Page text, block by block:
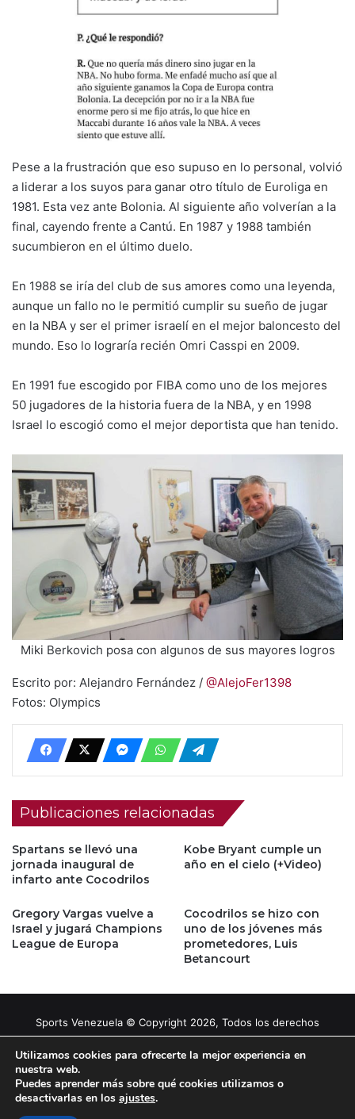
Pese a la frustración que eso supuso en lo personal, volvió
a liderar a los suyos para ganar otro título de Euroliga en
1981. Esta vez ante Bolonia. Al siguiente año volverían a la
final, cayendo frente a Cantú. En 1987 y 1988 también
sucumbieron en el último duelo.
En 1988 se iría del club de sus amores como una leyenda,
aunque un fallo no le permitió cumplir su sueño de jugar
en la NBA y ser el primer israelí en el mejor baloncesto del
mundo. Eso lo lograría recién Omri Casspi en 2009.
En 1991 fue escogido por FIBA como uno de los mejores
50 jugadores de la historia fuera de la NBA, y en 1998
Israel lo escogió como el mejor deportista que han tenido.
Miki Berkovich posa con algunos de sus mayores logros
Escrito por: Alejandro Fernández / @AlejoFer1398
Fotos: Olympics
Publicaciones relacionadas
Spartans se llevó una
jornada inaugural de
infarto ante Cocodrilos
Kobe Bryant cumple un
año en el cielo (+Video)
Gregory Vargas vuelve a
Israel y jugará Champions
League de Europa
Cocodrilos se hizo con
uno de los jóvenes más
prometedores, Luis
Betancourt
Sports Venezuela © Copyright 2026, Todos los derechos
Facebook
X YouTubeInstagram
Utilizamos cookies para ofrecerte la mejor experiencia en
nuestra web.
Puedes aprender más sobre qué cookies utilizamos o
desactivarlas en los ajustes.